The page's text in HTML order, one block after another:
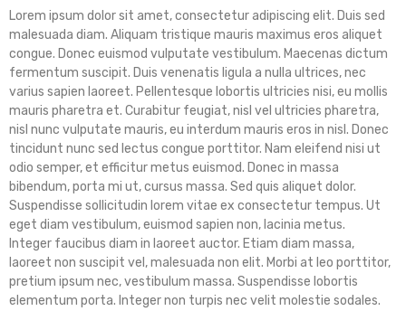
Lorem ipsum dolor sit amet, consectetur adipiscing elit. Duis sed
malesuada diam. Aliquam tristique mauris maximus eros aliquet
congue. Donec euismod vulputate vestibulum. Maecenas dictum
fermentum suscipit. Duis venenatis ligula a nulla ultrices, nec
varius sapien laoreet. Pellentesque lobortis ultricies nisi, eu mollis
mauris pharetra et. Curabitur feugiat, nisl vel ultricies pharetra,
nisl nunc vulputate mauris, eu interdum mauris eros in nisl. Donec
tincidunt nunc sed lectus congue porttitor. Nam eleifend nisi ut
odio semper, et efficitur metus euismod. Donec in massa
bibendum, porta mi ut, cursus massa. Sed quis aliquet dolor.
Suspendisse sollicitudin lorem vitae ex consectetur tempus. Ut
eget diam vestibulum, euismod sapien non, lacinia metus.
Integer faucibus diam in laoreet auctor. Etiam diam massa,
laoreet non suscipit vel, malesuada non elit. Morbi at leo porttitor,
pretium ipsum nec, vestibulum massa. Suspendisse lobortis
elementum porta. Integer non turpis nec velit molestie sodales.